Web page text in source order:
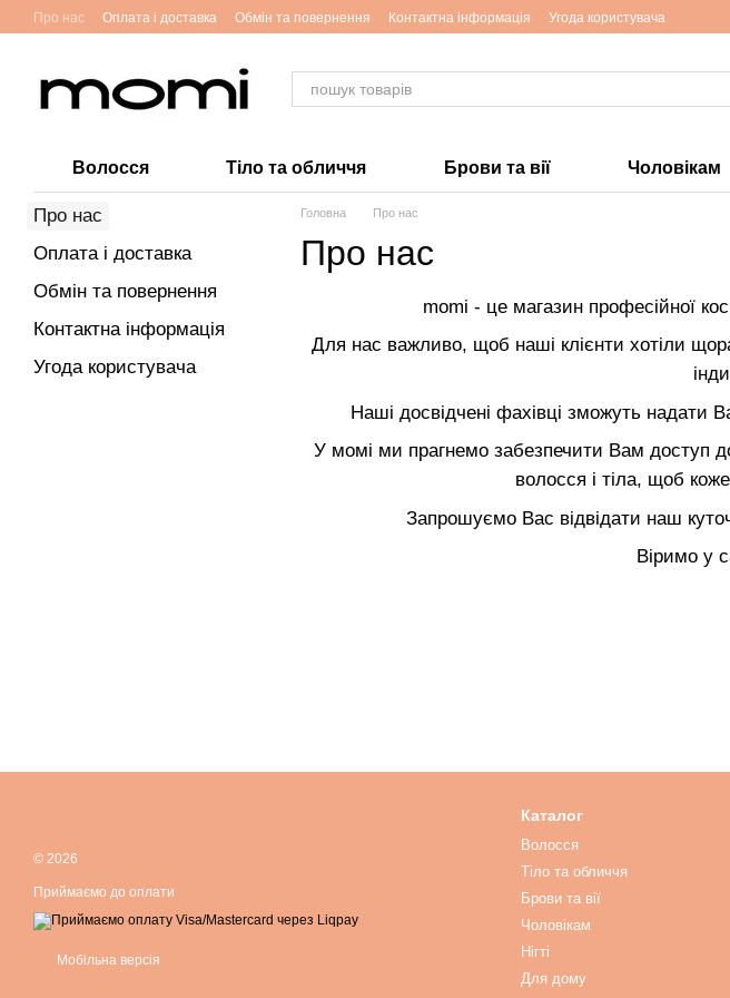
Перейти до основного контенту
Про нас Оплата і доставка Обмін та повернення Контактна інформація Угода користувача
Волосся Тіло та обличчя Брови та вії Чоловікам
Головна Про нас
Про нас
momi - це магазин професійної
Для нас важливо, щоб наші клієнти хотіли
Наші досвідчені фахівці зможуть надати
У момі ми прагнемо забезпечити Вам доступ
волосся і тіла, щоб
Запрошуємо Вас відвідати наш
Віримо у
Про нас
Оплата і доставка
Обмін та повернення
Контактна інформація
Угода користувача
© 2026
Приймаємо до оплати
Мобільна версія
Каталог
Волосся
Тіло та обличчя
Брови та вії
Чоловікам
Нігті
Для дому